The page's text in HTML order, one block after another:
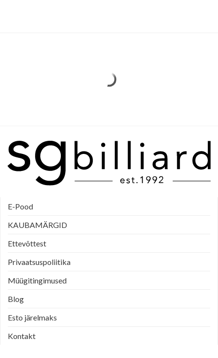
E-Pood
KAUBAMÄRGID
Ettevõttest
Privaatsuspoliitika
Müügitingimused
Blog
Esto järelmaks
Kontakt